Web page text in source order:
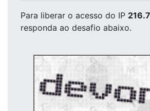
Para liberar o acesso do IP
responda ao desafio abaixo.